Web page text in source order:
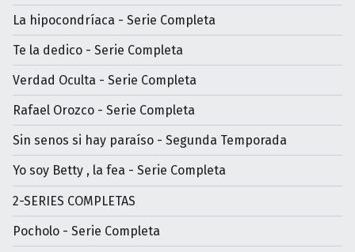
La hipocondríaca - Serie Completa
Te la dedico - Serie Completa
Verdad Oculta - Serie Completa
Rafael Orozco - Serie Completa
Sin senos si hay paraíso - Segunda Temporada
Yo soy Betty , la fea - Serie Completa
2-SERIES COMPLETAS
Pocholo - Serie Completa